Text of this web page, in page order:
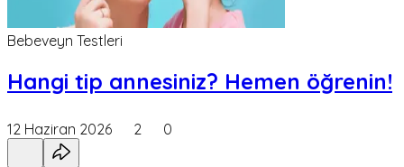
Bebeveyn Testleri
Hangi tip annesiniz? Hemen öğrenin!
12 Haziran 2026 2 0